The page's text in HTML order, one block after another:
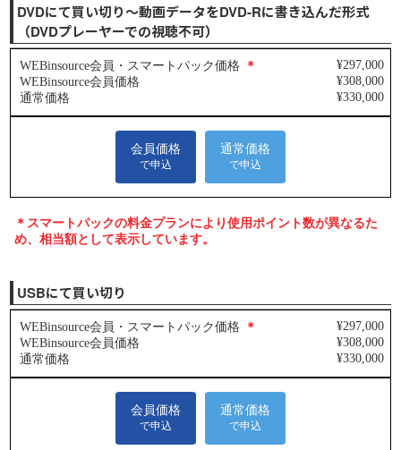
DVDにて買い切り～動画データをDVD-Rに書き込んだ形式
（DVDプレーヤーでの視聴不可）
USBにて買い切り